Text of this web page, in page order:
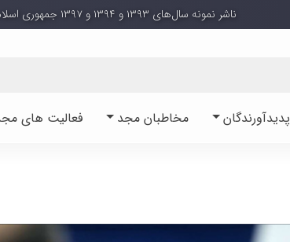
ناشر نمونه سال‌های ۱۳۹۳ و ۱۳۹۴ و ۱۳۹۷ جمهوری اسلامی ایران
پدیدآورندگان مخاطبان مجد فعالیت های